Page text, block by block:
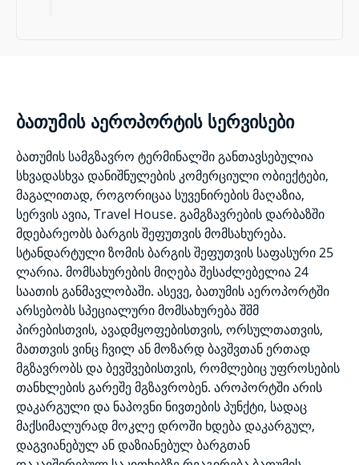
ბათუმის აეროპორტის სერვისები
ბათუმის სამგზავრო ტერმინალში განთავსებულია
სხვადასხვა დანიშნულების კომერციული ობიექტები,
მაგალითად, როგორიცაა სუვენირების მაღაზია,
სერვის ავია, Travel House. გამგზავრების დარბაზში
მდებარეობს ბარგის შეფუთვის მომსახურება.
სტანდარტული ზომის ბარგის შეფუთვის საფასური 25
ლარია. მომსახურების მიღება შესაძლებელია 24
საათის განმავლობაში. ასევე, ბათუმის აეროპორტში
არსებობს სპეციალური მომსახურება შშმ
პირებისთვის, ავადმყოფებისთვის, ორსულთათვის,
მათთვის ვინც ჩვილ ან მოზარდ ბავშვთან ერთად
მგზავრობს და ბევშვებისთვის, რომლებიც უფროსების
თანხლების გარეშე მგზავრობენ. აროპორტში არის
დაკარგული და ნაპოვნი ნივთების პუნქტი, სადაც
მაქსიმალურად მოკლე დროში ხდება დაკარგულ,
დაგვიანებულ ან დაზიანებულ ბარგთან